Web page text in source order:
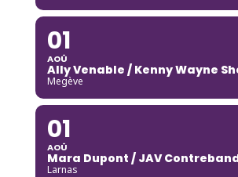
01
AOÛ
Ally Venable / Kenny Wayne
Megève
01
AOÛ
Mara Dupont / JAV
Larnas